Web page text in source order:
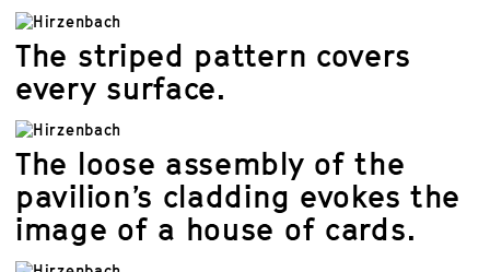
The striped pattern covers
every surface.
The loose assembly of the
pavilion’s cladding evokes the
image of a house of cards.